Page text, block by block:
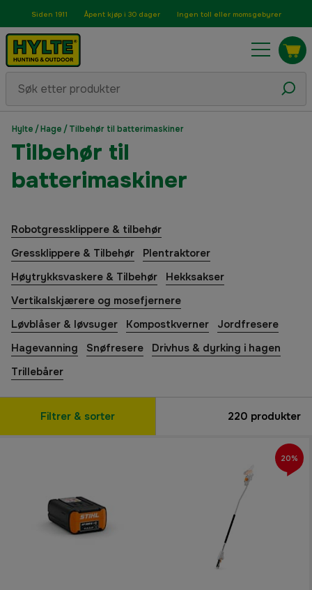
Siden 1911 Åpent kjøp i 30 dager Ingen toll eller momsgebyrer
Hylte /Hage /Tilbehør til batterimaskiner
Tilbehør til
batterimaskiner
Robotgressklippere & tilbehør
Gressklippere & Tilbehør
Plentraktorer
Høytrykksvaskere & Tilbehør
Hekksakser
Vertikalskjærere og mosefjernere
Løvblåser & løvsuger
Kompostkverner
Jordfresere
Hagevanning
Snøfresere
Drivhus & dyrking i hagen
Trillebårer
Filtrer & sorter 220 produkter
20%